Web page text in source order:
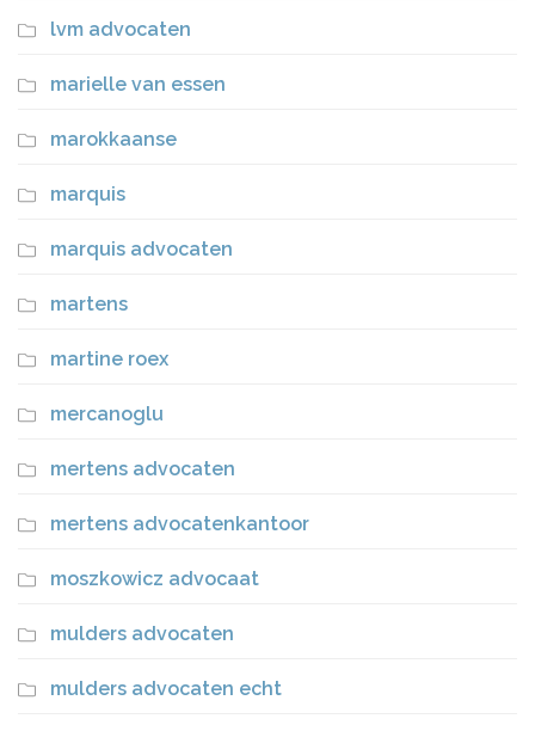
lvm advocaten
marielle van essen
marokkaanse
marquis
marquis advocaten
martens
martine roex
mercanoglu
mertens advocaten
mertens advocatenkantoor
moszkowicz advocaat
mulders advocaten
mulders advocaten echt